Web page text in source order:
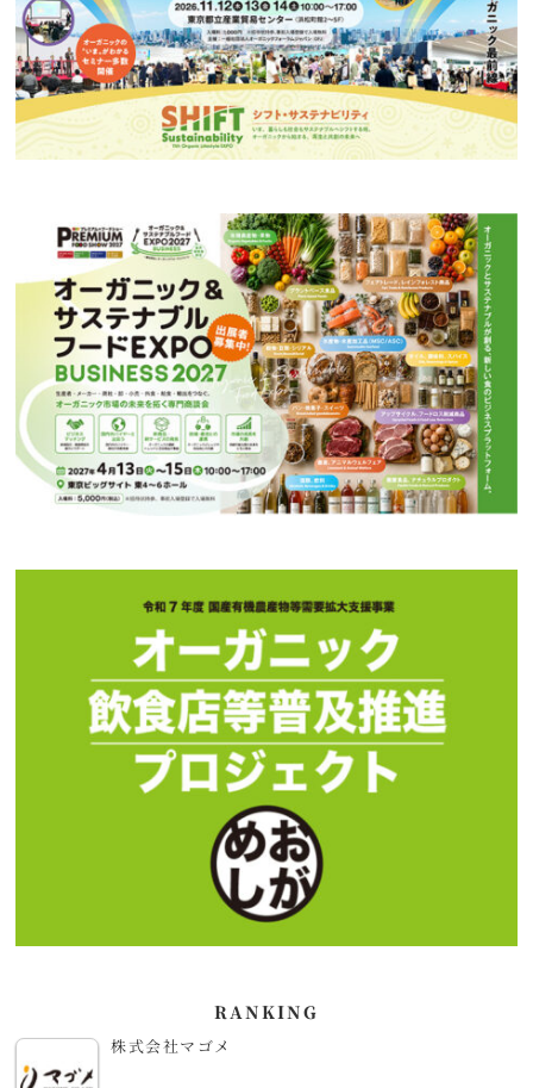
RANKING
株式会社マゴメ